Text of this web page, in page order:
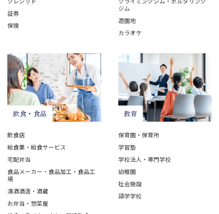
証券
保険
ジム
遊園地
カラオケ
飲食・食品
飲食店
給食業・給食サービス
宅配弁当
食品メーカー・食品加工・食品工
場
清酒酒造・酒蔵
お弁当・惣菜屋
教育
保育園・保育所
学習塾
学校法人・専門学校
幼稚園
社会施設
語学学校